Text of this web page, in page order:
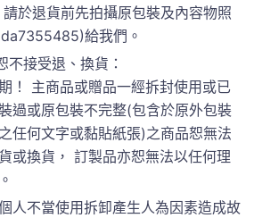
於退貨前先拍攝原包裝及內容物照
給我們。
不接受退、換貨：
！ 主商品或贈品一經拆封使用或已
過或原包裝不完整(包含於原外包裝
任何文字或黏貼紙張)之商品恕無法
或換貨， 訂製品亦恕無法以任何理
人不當使用拆卸產生人為因素造成故